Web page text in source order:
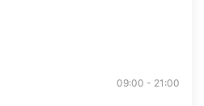
09:00 - 21:00